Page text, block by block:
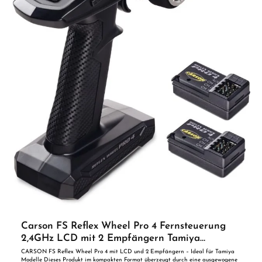
Carson FS Reflex Wheel Pro 4 Fernsteuerung
2,4GHz LCD mit 2 Empfängern Tamiya
kompatibel
CARSON FS Reflex Wheel Pro 4 mit LCD und 2 Empfängern – Ideal für Tamiya
Modelle Dieses Produkt im kompakten Format überzeugt durch eine ausgewogene